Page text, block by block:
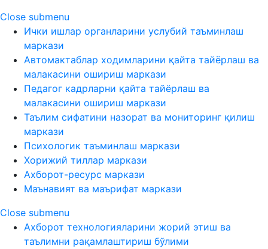
Close submenu
Ички ишлар органларини услубий таъминлаш
маркази
Автомактаблар ходимларини қайта тайёрлаш ва
малакасини ошириш маркази
Педагог кадрларни қайта тайёрлаш ва
малакасини ошириш маркази
Таълим сифатини назорат ва мониторинг қилиш
маркази
Психологик таъминлаш маркази
Хорижий тиллар маркази
Ахборот-ресурс маркази
Маънавият ва маърифат маркази
Close submenu
Ахборот технологияларини жорий этиш ва
таълимни рақамлаштириш бўлими